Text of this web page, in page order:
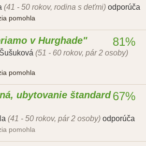
(41 - 50 rokov, rodina s deťmi) odporúča
pomohla
v Hurghade
(51 - 60 rokov, pár 2 osoby)
pomohla
81%
ubytovanie štandard
(41 - 50 rokov, pár 2 osoby) odporúča
pomohla
67%